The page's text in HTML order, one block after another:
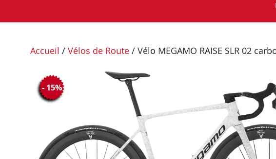
Accueil / Vélos de Route / Vélo MEGAMO RAISE SLR 02
- 15%